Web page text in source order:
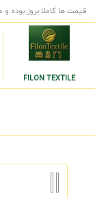
قیمت ها کاملا بروز بوده و میتوانید
FILON TEXTILE